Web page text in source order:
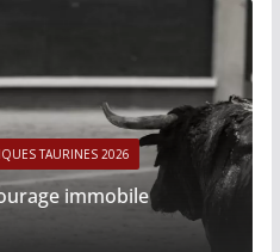
TAURINES 2026
immobile